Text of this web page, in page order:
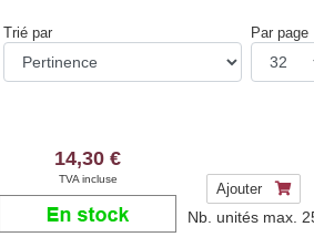
Trié par Par page
14,30 €
TVA incluse
Ajouter
Nb. unités max.